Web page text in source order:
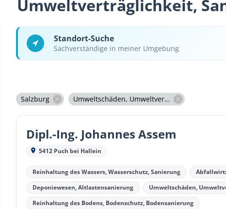
Umweltverträglichkeit,
Standort-Suche
Sachverständige in meiner Umgebung
Salzburg Umweltschäden, Umweltverträglichkeit, Sanierung
Dipl.-Ing. Johannes Assem
5412 Puch bei Hallein
Reinhaltung des Wassers, Wasserschutz, Sanierung
Deponiewesen, Altlastensanierung
Umweltschäden,
Reinhaltung des Bodens, Bodenschutz, Bodensanierung